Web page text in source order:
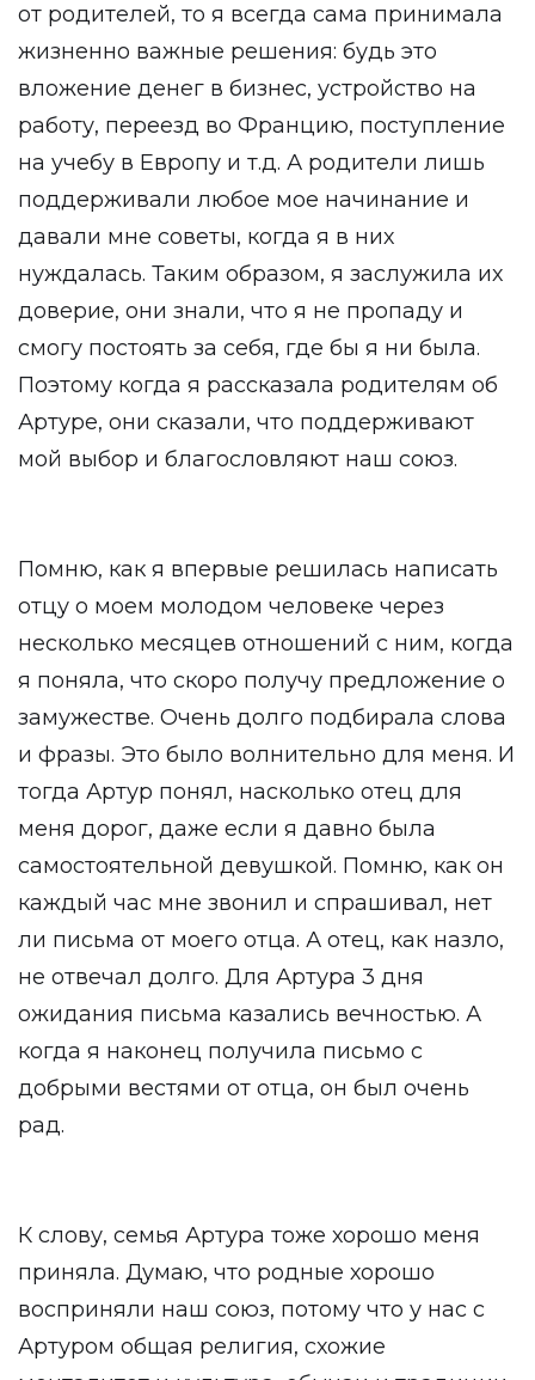
от родителей, то я всегда сама принимала
жизненно важные решения: будь это
вложение денег в бизнес, устройство на
работу, переезд во Францию, поступление
на учебу в Европу и т.д. А родители лишь
поддерживали любое мое начинание и
давали мне советы, когда я в них
нуждалась. Таким образом, я заслужила их
доверие, они знали, что я не пропаду и
смогу постоять за себя, где бы я ни была.
Поэтому когда я рассказала родителям об
Артуре, они сказали, что поддерживают
мой выбор и благословляют наш союз.
Помню, как я впервые решилась написать
отцу о моем молодом человеке через
несколько месяцев отношений с ним, когда
я поняла, что скоро получу предложение о
замужестве. Очень долго подбирала слова
и фразы. Это было волнительно для меня. И
тогда Артур понял, насколько отец для
меня дорог, даже если я давно была
самостоятельной девушкой. Помню, как он
каждый час мне звонил и спрашивал, нет
ли письма от моего отца. А отец, как назло,
не отвечал долго. Для Артура 3 дня
ожидания письма казались вечностью. А
когда я наконец получила письмо с
добрыми вестями от отца, он был очень
рад.
К слову, семья Артура тоже хорошо меня
приняла. Думаю, что родные хорошо
восприняли наш союз, потому что у нас с
Артуром общая религия, схожие